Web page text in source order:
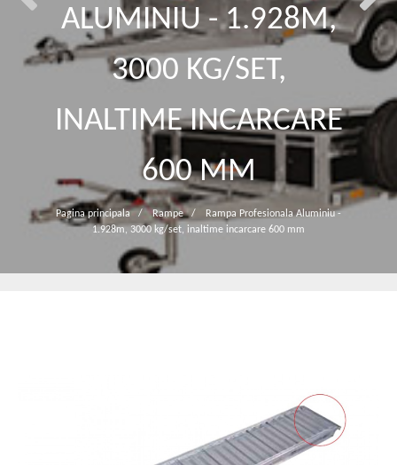
ALUMINIU - 1.928M,
3000 KG/SET,
INALTIME INCARCARE
600 MM
Pagina principala / Rampe /
Rampa Profesionala Aluminiu -
1.928m, 3000 kg/set, inaltime incarcare 600 mm